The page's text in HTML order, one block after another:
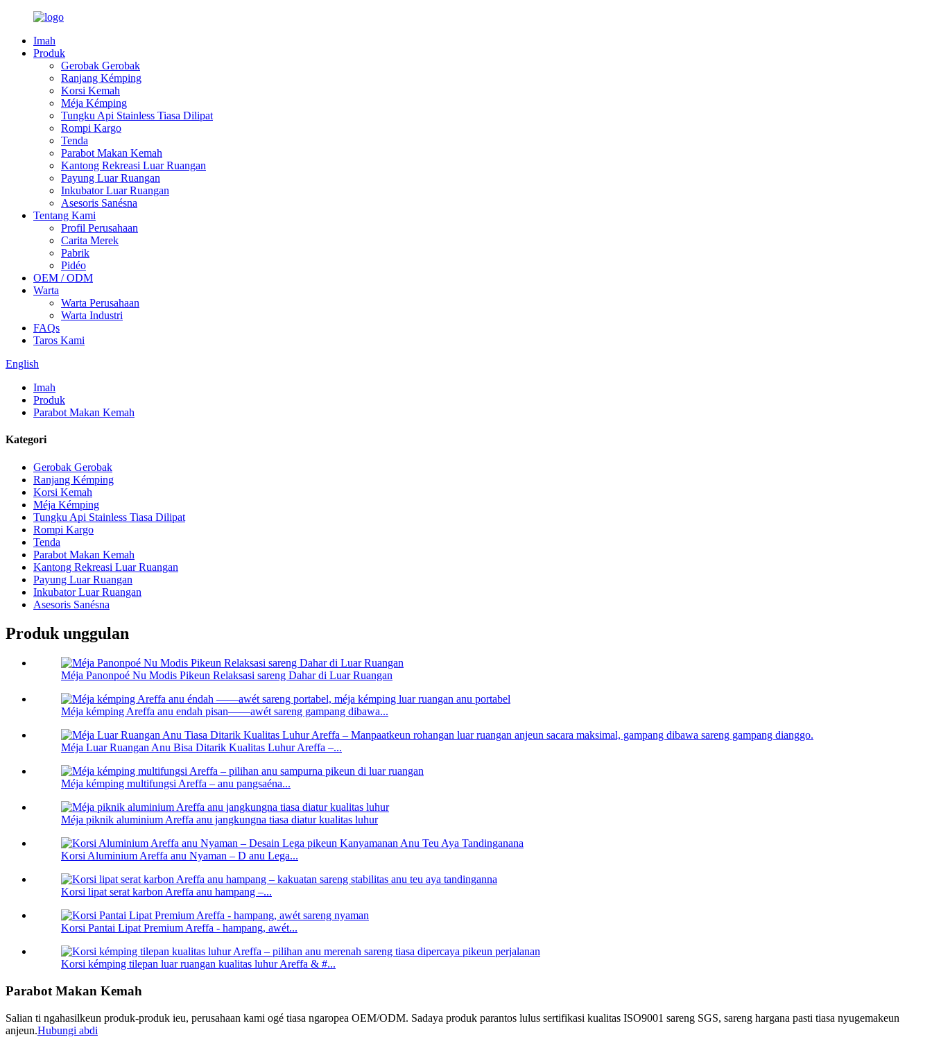
Imah
Produk
Gerobak Gerobak
Ranjang Kémping
Korsi Kemah
Méja Kémping
Tungku Api Stainless Tiasa Dilipat
Rompi Kargo
Tenda
Parabot Makan Kemah
Kantong Rekreasi Luar Ruangan
Payung Luar Ruangan
Inkubator Luar Ruangan
Asesoris Sanésna
Tentang Kami
Profil Perusahaan
Carita Merek
Pabrik
Pidéo
OEM / ODM
Warta
Warta Perusahaan
Warta Industri
FAQs
Taros Kami
English
Imah
Produk
Parabot Makan Kemah
Kategori
Gerobak Gerobak
Ranjang Kémping
Korsi Kemah
Méja Kémping
Tungku Api Stainless Tiasa Dilipat
Rompi Kargo
Tenda
Parabot Makan Kemah
Kantong Rekreasi Luar Ruangan
Payung Luar Ruangan
Inkubator Luar Ruangan
Asesoris Sanésna
Produk unggulan
Méja Panonpoé Nu Modis Pikeun Relaksasi sareng Dahar di Luar Ruangan
Méja kémping Areffa anu endah pisan——awét sareng gampang dibawa...
Méja Luar Ruangan Anu Bisa Ditarik Kualitas Luhur Areffa –...
Méja kémping multifungsi Areffa – anu pangsaéna...
Méja piknik aluminium Areffa anu jangkungna tiasa diatur kualitas luhur
Korsi Aluminium Areffa anu Nyaman – D anu Lega...
Korsi lipat serat karbon Areffa anu hampang –...
Korsi Pantai Lipat Premium Areffa - hampang, awét...
Korsi kémping tilepan luar ruangan kualitas luhur Areffa & #...
Parabot Makan Kemah
Salian ti ngahasilkeun produk-produk ieu, perusahaan kami ogé tiasa ngaropea OEM/ODM. Sadaya produk parantos lulus sertifikasi kualitas ISO9001 sareng SGS, sareng hargana pasti tiasa nyugemakeun
anjeun.Hubungi abdi